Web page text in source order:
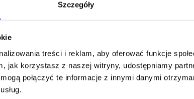
Szczegóły
treści i reklam, aby oferować funkcje
jak korzystasz z naszej witryny, udostępniamy
połączyć te informacje z innymi danymi
zobacz